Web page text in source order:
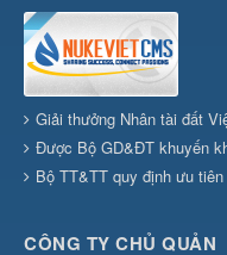
Giải thưởng Nhân tài đất
Được Bộ GD&ĐT khuyến
Bộ TT&TT quy định ưu
CÔNG TY CHỦ QUẢN